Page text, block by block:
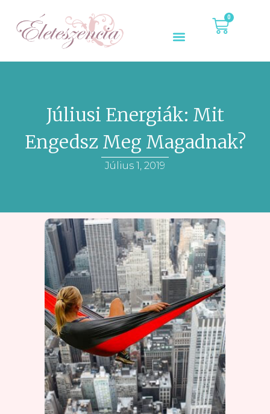
0
Júliusi Energiák: Mit
Engedsz Meg Magadnak?
Július 1, 2019